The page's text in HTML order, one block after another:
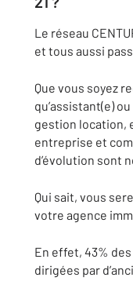
Le réseau
et tous aussi
Que vous soyez
qu’assistant(e)
gestion location,
entreprise et
d’évolution sont
Qui sait, vous
votre agence
En effet, 43% des
dirigées par